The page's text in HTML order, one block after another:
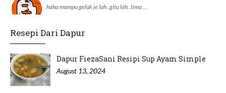
haha mampu gelak je lah..gitu lah..tima …
adnil linda
Resepi Dari Dapur
Dapur FiezaSani Resipi Sup Ayam Simple
August 13, 2024